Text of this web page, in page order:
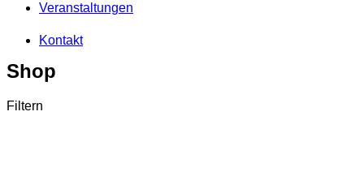
Veranstaltungen
Kontakt
Shop
Filtern